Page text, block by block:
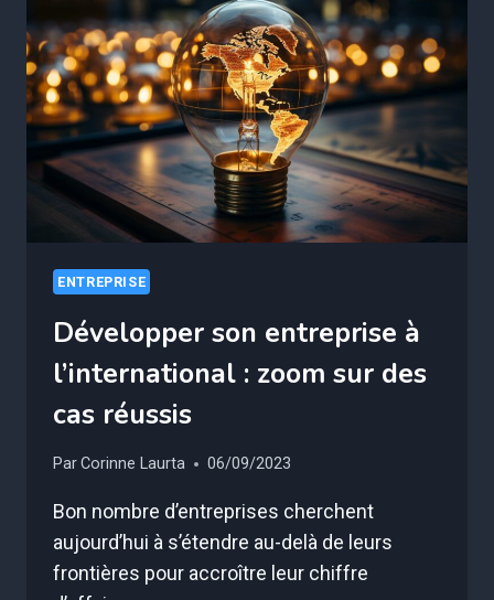
IMPACT
SUR
VOTRE
MARCHÉ
ENTREPRISE
Développer son entreprise à
l’international : zoom sur des
cas réussis
ParCorinne Laurta 06/09/2023
Bon nombre d’entreprises cherchent
aujourd’hui à s’étendre au-delà de leurs
frontières pour accroître leur chiffre